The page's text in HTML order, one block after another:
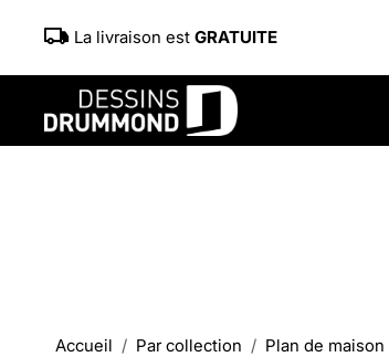
La livraison est GRATUITE
Accueil Par collection Plan de maison